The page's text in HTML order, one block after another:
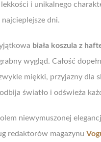
i unikalnego
dni.
biała koszula z
wygląd. Całość
miękki, przyjazny dla
światło i odświeża
niewymuszonej
redaktorów magazynu